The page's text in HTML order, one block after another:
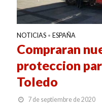
NOTICIAS • ESPAÑA
Compraran
proteccion
Toledo
7 de septiembre de 2020